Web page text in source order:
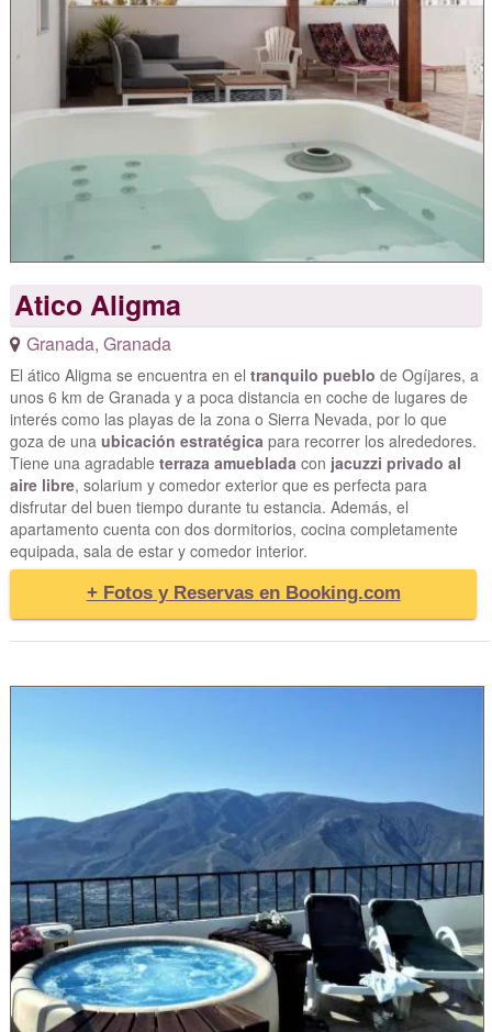
Atico Aligma
Granada, Granada
El ático Aligma se encuentra en el tranquilo pueblo de Ogíjares, a
unos 6 km de Granada y a poca distancia en coche de lugares de
interés como las playas de la zona o Sierra Nevada, por lo que
goza de una ubicación estratégica para recorrer los alrededores.
Tiene una agradable terraza amueblada con jacuzzi privado al
aire libre, solarium y comedor exterior que es perfecta para
disfrutar del buen tiempo durante tu estancia. Además, el
apartamento cuenta con dos dormitorios, cocina completamente
equipada, sala de estar y comedor interior.
+ Fotos y Reservas en Booking.com